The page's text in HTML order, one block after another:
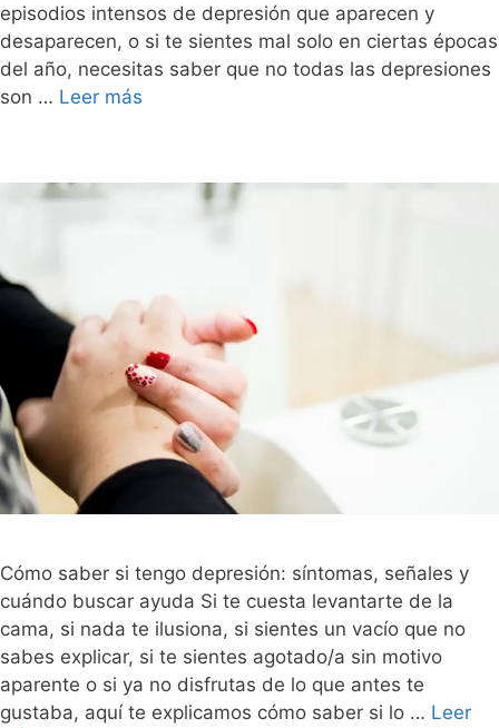
episodios intensos de depresión que aparecen y
desaparecen, o si te sientes mal solo en ciertas épocas
del año, necesitas saber que no todas las depresiones
son … Leer más
Cómo saber si tengo depresión: síntomas, señales y
cuándo buscar ayuda Si te cuesta levantarte de la
cama, si nada te ilusiona, si sientes un vacío que no
sabes explicar, si te sientes agotado/a sin motivo
aparente o si ya no disfrutas de lo que antes te
gustaba, aquí te explicamos cómo saber si lo … Leer